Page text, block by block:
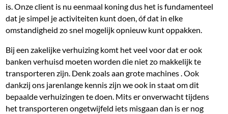
is. Onze client is nu eenmaal koning dus het is fundamenteel
dat je simpel je activiteiten kunt doen, óf dat in elke
omstandigheid zo snel mogelijk opnieuw kunt oppakken.
Bij een zakelijke verhuizing komt het veel voor dat er ook
banken verhuisd moeten worden die niet zo makkelijk te
transporteren zijn. Denk zoals aan grote machines . Ook
dankzij ons jarenlange kennis zijn we ook in staat om dit
bepaalde verhuizingen te doen. Mits er onverwacht tijdens
het transporteren ongetwijfeld iets misgaan dan is er nog